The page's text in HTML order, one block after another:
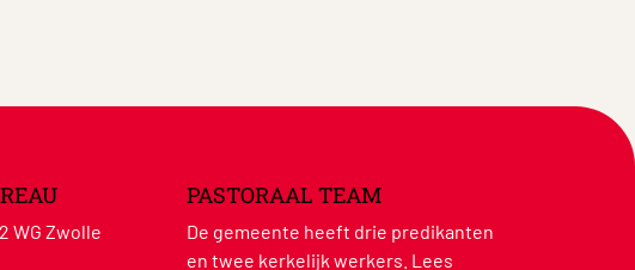
WG Zwolle
PASTORAAL TEAM
De gemeente heeft drie predikanten
en twee kerkelijk werkers. Lees